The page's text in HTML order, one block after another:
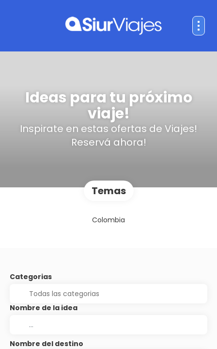
Ideas para tu próximo
viaje!
Inspirate en estas ofertas de Viajes!
Reservá ahora!
Temas
Colombia
Categorias
Nombre de la idea
Nombre del destino